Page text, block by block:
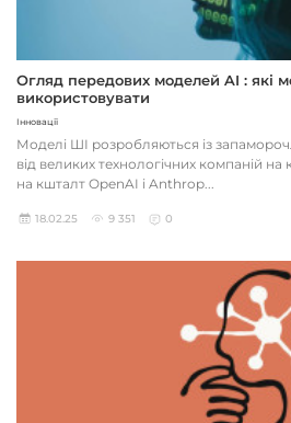
Огляд передових моделей AI : які
використовувати
Інновації
Моделі ШІ розробляються із
від великих технологічних компаній
на кшталт OpenAI і Anthrop...
18.02.25 9 351 0